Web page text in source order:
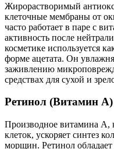
Жирорастворимый
клеточные мембраны от
часто работает в паре с
активность после
косметике используется
форме ацетата. Он
заживлению
средствах для сухой и
Ретинол (Витамин A)
Производное витамина A,
клеток, ускоряет синтез
морщин. Ретинол